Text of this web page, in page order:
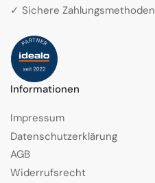
✓ Sichere Zahlungsmethoden
Informationen
Impressum
Datenschutzerklärung
AGB
Widerrufsrecht